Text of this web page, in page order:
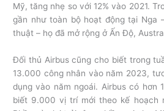
Mỹ, tăng nhẹ so với 12% vào 2021.
gần như toàn bộ hoạt động tại Nga
thuật – họ đã mở rộng ở Ấn Độ,
Đối thủ Airbus cũng cho biết trong
13.000 công nhân vào năm 2023,
dụng vào năm ngoái. Airbus có hơn
biết 9.000 vị trí mới theo kế hoạch